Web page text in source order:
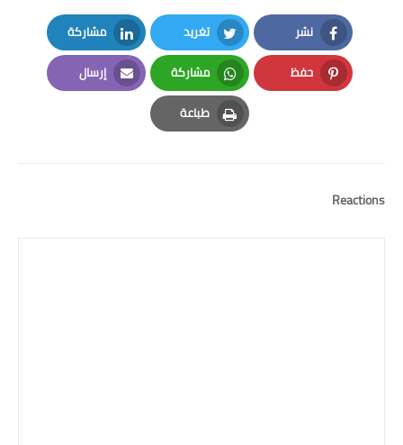
نشر
Facebook
تغريد
Twitter
مشاركة
LinkedIn
حفظ
Pinterest
مشاركة
Whatsapp
إرسال
Email
طباعة
Print
Reactions